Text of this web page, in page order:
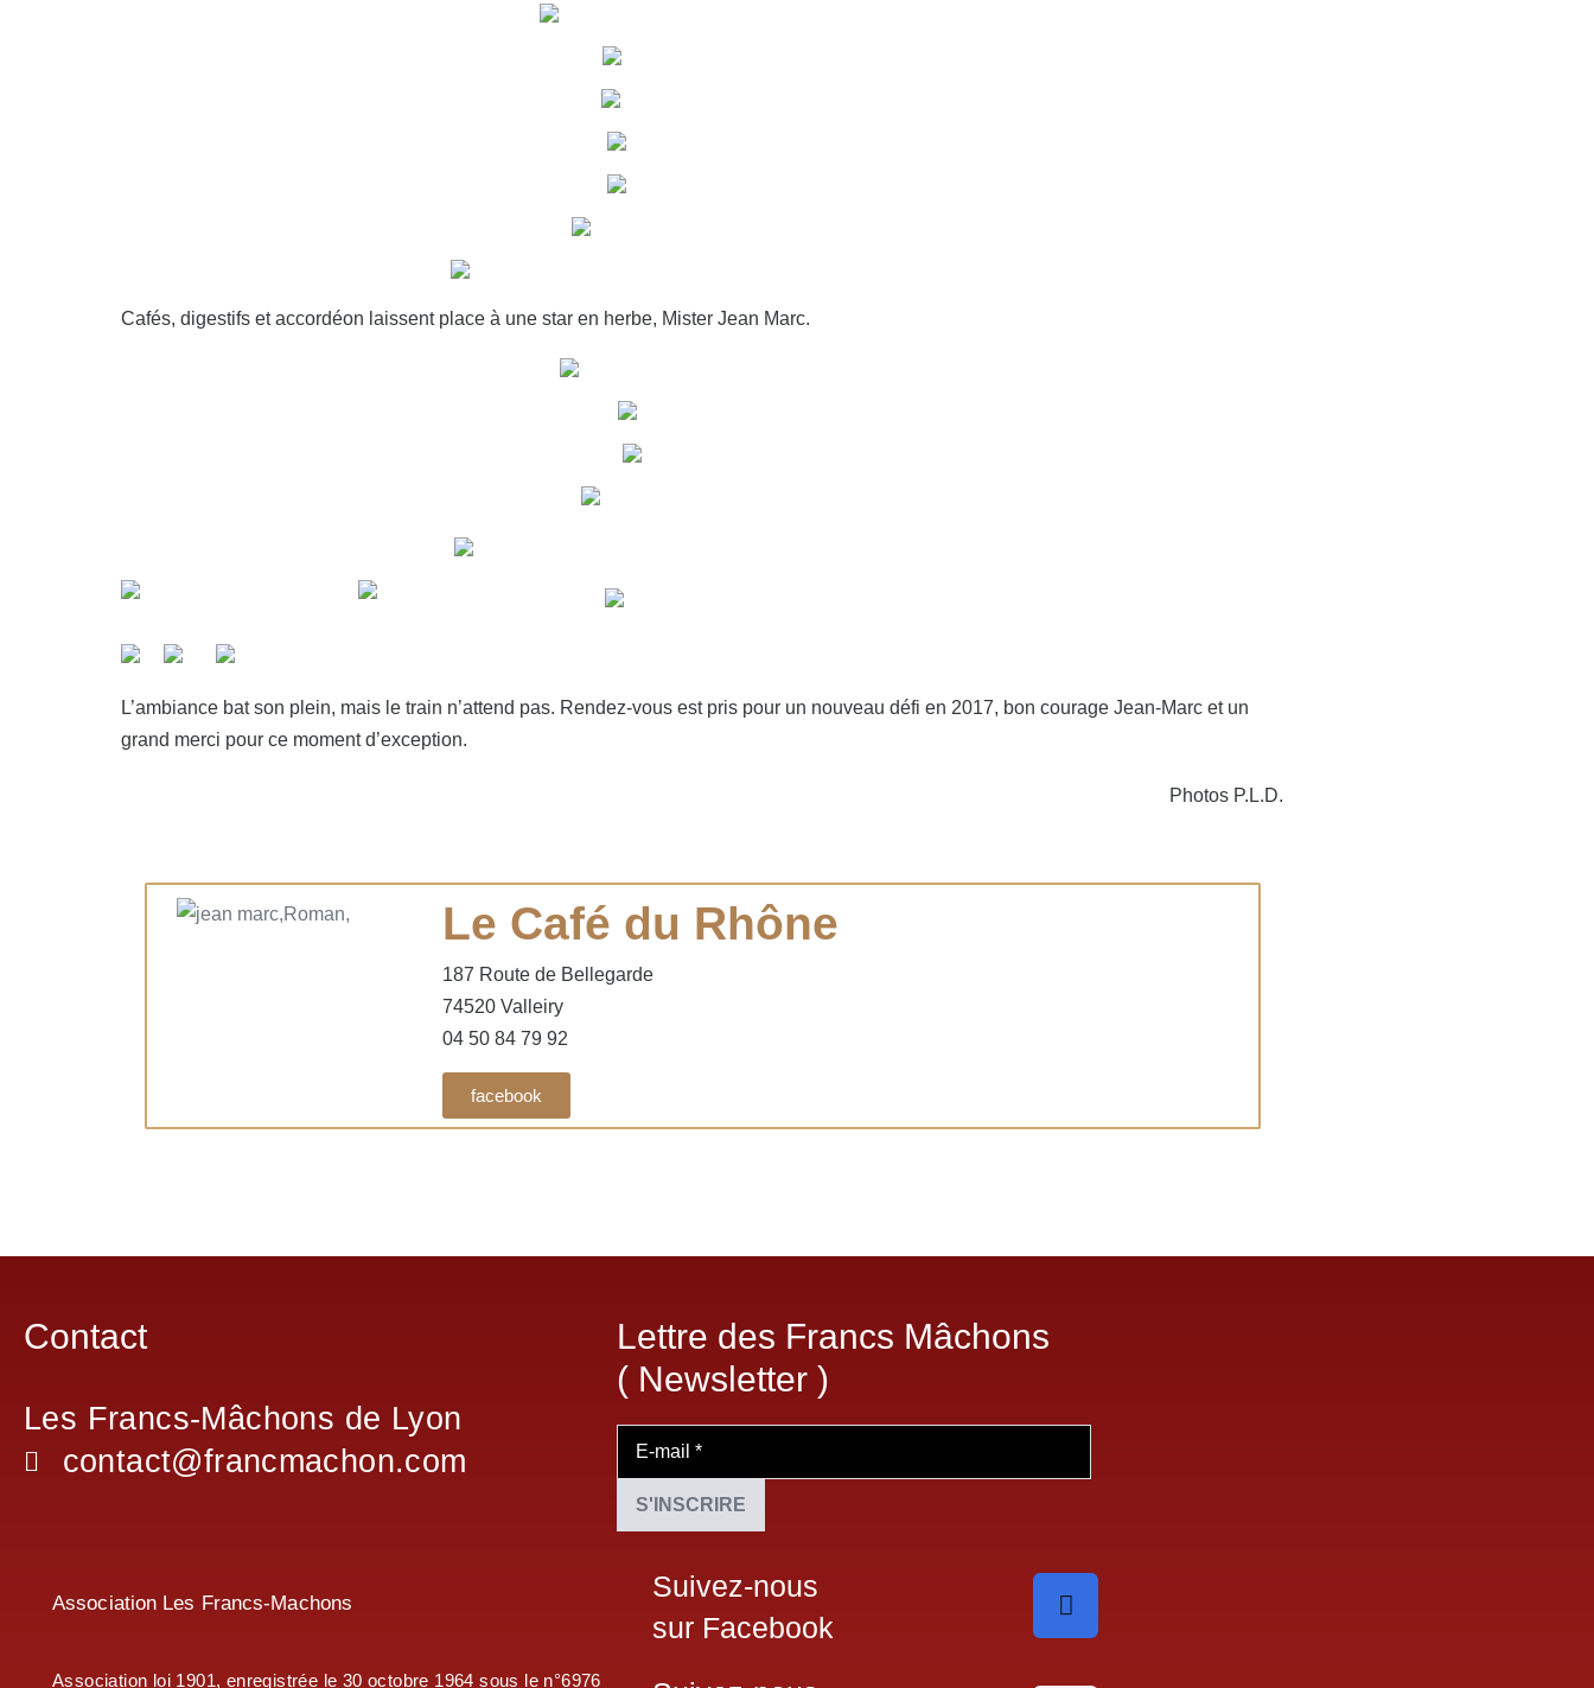
Cafés, digestifs et accordéon laissent place à une star en herbe, Mister Jean Marc.
L’ambiance bat son plein, mais le train n’attend pas. Rendez-vous est pris pour un nouveau défi en 2017, bon courage Jean-Marc et un
grand merci pour ce moment d’exception.
Photos P.L.D.
Le Café du Rhône
187 Route de Bellegarde
74520 Valleiry
04 50 84 79 92
facebook
Contact
Les Francs-Mâchons de Lyon
contact@francmachon.com
Lettre des Francs Mâchons
( Newsletter )
Association Les Francs-Machons
Association loi 1901, enregistrée le 30 octobre 1964 sous le n°6976
Suivez-nous
sur Facebook